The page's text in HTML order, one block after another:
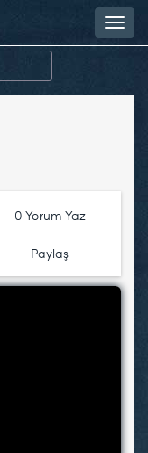
0 Yorum Yaz
Paylaş